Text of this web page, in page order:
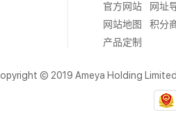
官方网站
网址
网站地图
积分
产品定制
© 2019 Ameya Holding